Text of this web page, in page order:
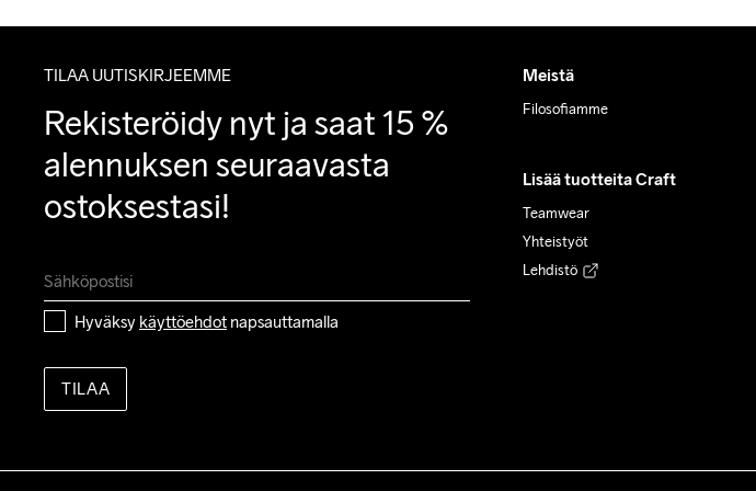
TILAA UUTISKIRJEEMME
Rekisteröidy nyt ja saat 15 %
alennuksen seuraavasta
ostoksestasi!
Hyväksy käyttöehdot napsauttamalla
TILAA
Meistä
Filosofiamme
Lisää tuotteita Craft
Teamwear
Yhteistyöt
Lehdistö